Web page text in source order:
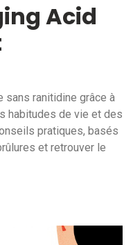
Acid
sans ranitidine grâce à
habitudes de vie et des
pratiques, basés
et retrouver le